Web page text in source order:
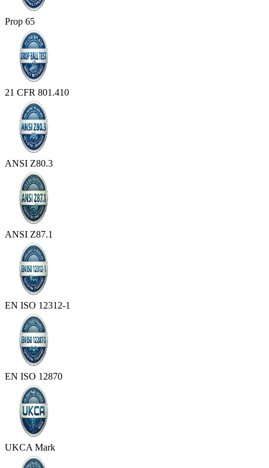
Prop 65
21 CFR 801.410
ANSI Z80.3
ANSI Z87.1
EN ISO 12312-1
EN ISO 12870
UKCA Mark